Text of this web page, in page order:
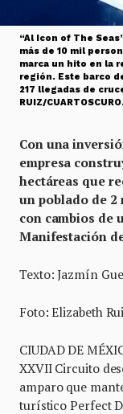
“Al Icon of The
más de 10 mil
marca un hito en la
región. Este barco
217 llegadas de
RUIZ/
Con una
empresa
hectáreas que
un poblado de 2
con cambios de
Manifestación
Texto: Jazmín
Foto: Elizabeth
CIUDAD DE
XXVII Circuito
amparo que
turístico Perfect